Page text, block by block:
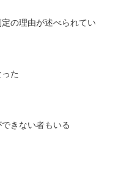
の理由が述べられてい
た
きない者もいる